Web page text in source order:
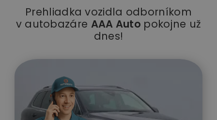
Prehliadka vozidla odborníkom
v autobazáre AAA Auto pokojne už
dnes!